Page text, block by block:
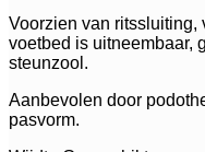
Voorzien van ritssluiting,
voetbed is uitneembaar,
steunzool.
Aanbevolen door
pasvorm.